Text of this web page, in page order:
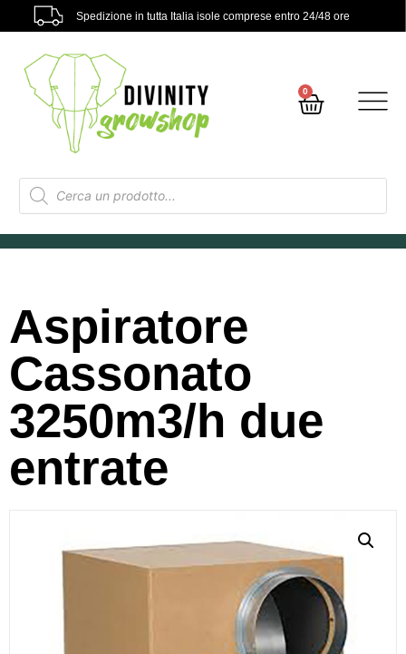
Spedizione in tutta Italia isole comprese entro 24/48 ore
0
Aspiratore
Cassonato
3250m3/h due
entrate